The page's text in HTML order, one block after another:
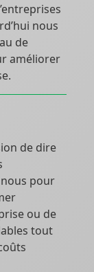
nous
de
améliorer
de dire
pour
ou de
tout